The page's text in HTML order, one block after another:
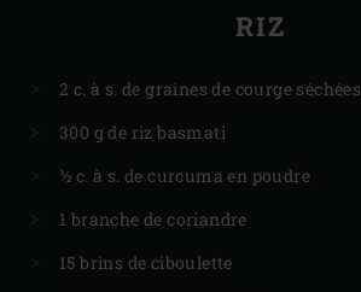
RIZ
2 c. à s. de graines de courge séchées
300 g de riz basmati
½ c. à s. de curcuma en poudre
1 branche de coriandre
15 brins de ciboulette